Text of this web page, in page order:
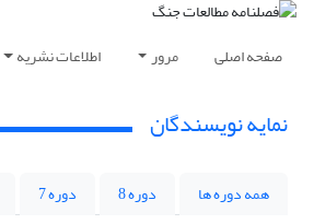
صفحه اصلی مرور اطلاعات نشریه
نمایه نویسندگان
همه دوره ها دوره 8 دوره 7